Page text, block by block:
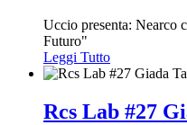
Uccio presenta:
Futuro"
Leggi Tutto
Rcs Lab #27